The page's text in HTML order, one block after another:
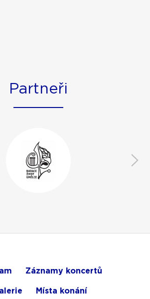
Partneři
Záznamy koncertů
Místa konání